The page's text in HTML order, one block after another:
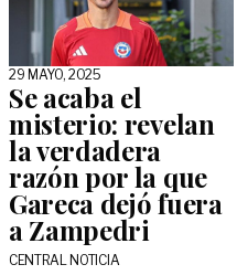
29 MAYO, 2025
Se acaba el
misterio: revelan
la verdadera
razón por la que
Gareca dejó fuera
a Zampedri
CENTRAL NOTICIA